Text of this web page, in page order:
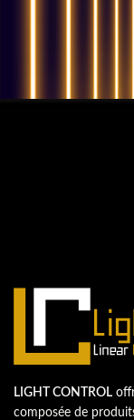
LIGHT CONTROL
composée de